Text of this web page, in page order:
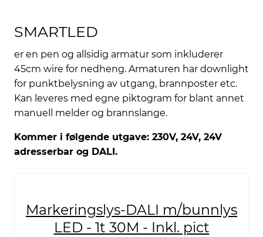
SMARTLED
er en pen og allsidig armatur som inkluderer
45cm wire for nedheng. Armaturen har downlight
for punktbelysning av utgang, brannposter etc.
Kan leveres med egne piktogram for blant annet
manuell melder og brannslange.
Kommer i følgende utgave: 230V, 24V, 24V
adresserbar og DALI.
Markeringslys-DALI m/bunnlys
LED - 1t 30M - Inkl. pict